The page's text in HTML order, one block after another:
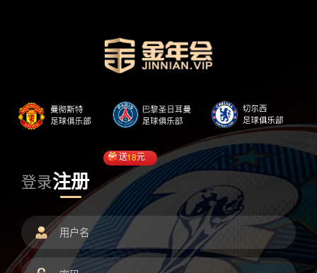
登录注册
送18元